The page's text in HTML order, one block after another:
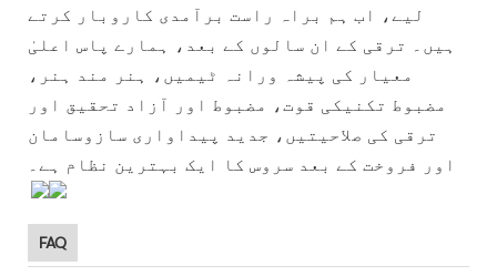
لیے، اب ہم براہ راست برآمدی کاروبار کرتے
ہیں۔ ترقی کے ان سالوں کے بعد، ہمارے پاس اعلیٰ
معیار کی پیشہ ورانہ ٹیمیں، ہنر مند ہنر،
مضبوط تکنیکی قوت، مضبوط اور آزاد تحقیق اور
ترقی کی صلاحیتیں، جدید پیداواری سازوسامان
FAQ